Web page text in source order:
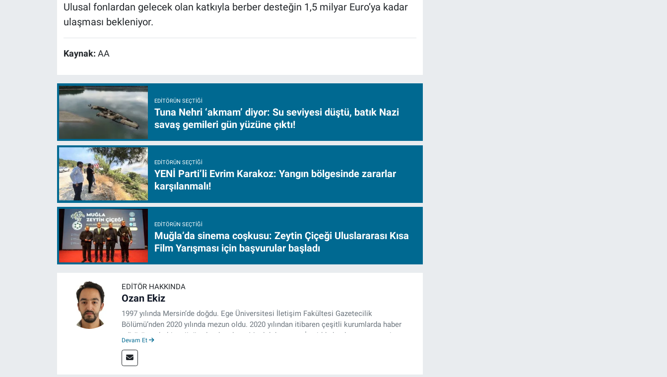
Ulusal fonlardan gelecek olan katkıyla berber desteğin 1,5 milyar Euro’ya kadar
ulaşması bekleniyor.
Kaynak: AA
EDITÖRÜN SEÇTIĞI
Tuna Nehri ‘akmam’ diyor: Su seviyesi düştü, batık Nazi
savaş gemileri gün yüzüne çıktı!
EDITÖRÜN SEÇTIĞI
YENİ Parti’li Evrim Karakoz: Yangın bölgesinde zararlar
karşılanmalı!
EDITÖRÜN SEÇTIĞI
Muğla’da sinema coşkusu: Zeytin Çiçeği Uluslararası Kısa
Film Yarışması için başvurular başladı
EDITÖR HAKKINDA
Ozan Ekiz
1997 yılında Mersin’de doğdu. Ege Üniversitesi İletişim Fakültesi Gazetecilik
Bölümü’nden 2020 yılında mezun oldu. 2020 yılından itibaren çeşitli kurumlarda haber
editörü, muhabir, rejisör olarak çalıştı. Meslek hayatına İzmir’de başlayan gazeteci,
Devam Et